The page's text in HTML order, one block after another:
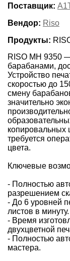
Поставщик:
Вендор: Riso
Продукты:
RISO MH 9350
барабанами,
Устройство
скоростью до
смену
значительно
копировальных
требуется
цвета.
Ключевые
- Полностью
разрешением
- До 6 уровней
листов в минуту.
- Время
двухцветной
- Полностью
мастера.